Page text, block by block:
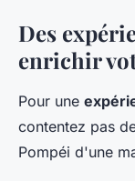
Des
enrichir
Pour une
contentez pas
Pompéi d'une